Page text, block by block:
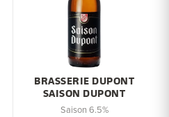
BRASSERIE DUPONT
SAISON DUPONT
Saison 6.5%